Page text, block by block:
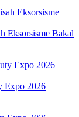
Eksorsisme Bakal
Expo 2026